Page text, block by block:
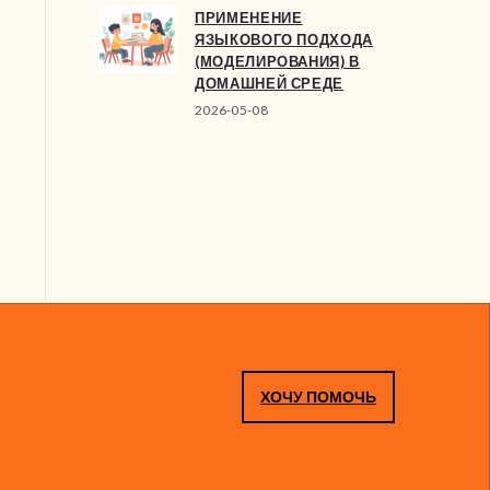
ПРИМЕНЕНИЕ
ЯЗЫКОВОГО ПОДХОДА
(МОДЕЛИРОВАНИЯ) В
ДОМАШНЕЙ СРЕДЕ
2026-05-08
ХОЧУ ПОМОЧЬ